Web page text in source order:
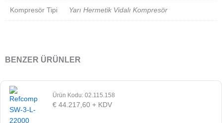
Kompresör Tipi Yarı Hermetik Vidalı Kompresör
BENZER ÜRÜNLER
Ürün Kodu: 02.115.158
€ 44.217,60 + KDV